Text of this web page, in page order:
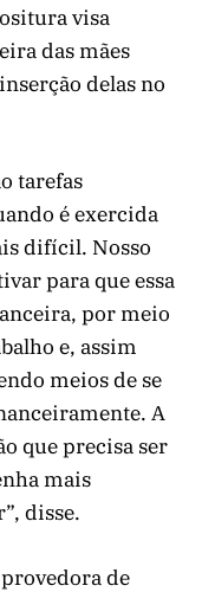
visa
das mães
delas no
tarefas
é exercida
difícil. Nosso
para que essa
por meio
e, assim
meios de se
A
que precisa ser
mais
disse.
de